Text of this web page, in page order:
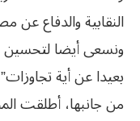
النقابية والدفاع عن
ونسعى أيضا لتحسين
بعيدا عن أية
من جانبها، أطلقت